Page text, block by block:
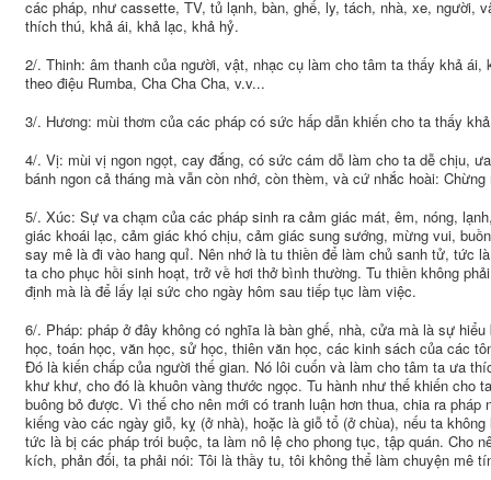
các pháp, như cassette, TV, tủ lạnh, bàn, ghế, ly, tách, nhà, xe, người,
thích thú, khả ái, khả lạc, khả hỷ.
2/. Thinh: âm thanh của người, vật, nhạc cụ làm cho tâm ta thấy khả
theo điệu Rumba, Cha Cha Cha, v.v...
3/. Hương: mùi thơm của các pháp có sức hấp dẫn khiến cho ta thấy
4/. Vị: mùi vị ngon ngọt, cay đắng, có sức cám dỗ làm cho ta dễ chịu,
bánh ngon cả tháng mà vẫn còn nhớ, còn thèm, và cứ nhắc hoài:
5/. Xúc: Sự va chạm của các pháp sinh ra cảm giác mát, êm, nóng,
giác khoái lạc, cảm giác khó chịu, cảm giác sung sướng, mừng vui,
say mê là đi vào hang quỉ. Nên nhớ là tu thiền để làm chủ sanh tử, tức
ta cho phục hồi sinh hoạt, trở về hơi thở bình thường. Tu thiền không
định mà là để lấy lại sức cho ngày hôm sau tiếp tục làm việc.
6/. Pháp: pháp ở đây không có nghĩa là bàn ghế, nhà, cửa mà là sự
học, toán học, văn học, sử học, thiên văn học, các kinh sách của các
Đó là kiến chấp của người thế gian. Nó lôi cuốn và làm cho tâm ta ưa
khư khư, cho đó là khuôn vàng thước ngọc. Tu hành như thế khiến cho
buông bỏ được. Vì thế cho nên mới có tranh luận hơn thua, chia ra
kiếng vào các ngày giỗ, kỵ (ở nhà), hoặc là giỗ tổ (ở chùa), nếu ta
tức là bị các pháp trói buộc, ta làm nô lệ cho phong tục, tập quán. Cho
kích, phản đối, ta phải nói: Tôi là thầy tu, tôi không thể làm chuyện mê